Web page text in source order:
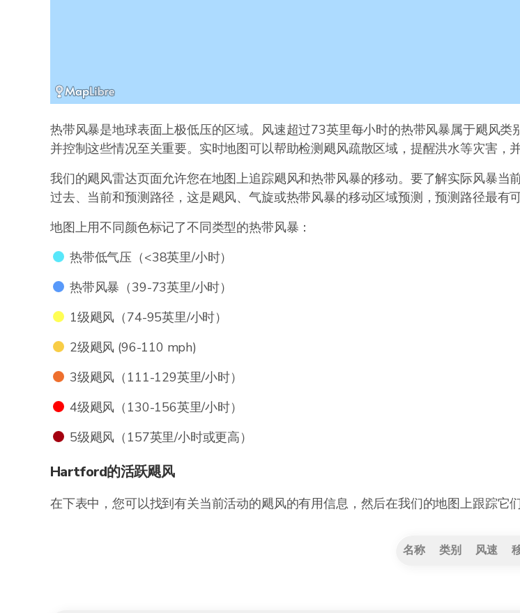
热带风暴是地球表面上极低压的区域。风速超过73英里每小时的热带风暴属于飓风
并控制这些情况至关重要。实时地图可以帮助检测飓风疏散区域，提醒洪水等灾害，
我们的飓风雷达页面允许您在地图上追踪飓风和热带风暴的移动。要了解实际风暴
过去、当前和预测路径，这是飓风、气旋或热带风暴的移动区域预测，预测路径最有
地图上用不同颜色标记了不同类型的热带风暴：
热带低气压（<38英里/小时）
热带风暴（39-73英里/小时）
1级飓风（74-95英里/小时）
2级飓风 (96-110 mph)
3级飓风（111-129英里/小时）
4级飓风（130-156英里/小时）
5级飓风（157英里/小时或更高）
Hartford的活跃飓风
在下表中，您可以找到有关当前活动的飓风的有用信息，然后在我们的地图上跟踪它们
名称 类别 风速